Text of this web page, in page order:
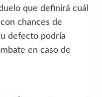
que definirá cuál
chances de
defecto podría
en caso de